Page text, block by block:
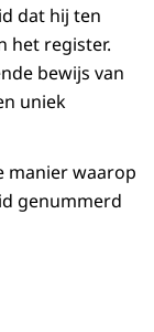
dat hij ten
het register.
bewijs van
uniek
manier waarop
genummerd